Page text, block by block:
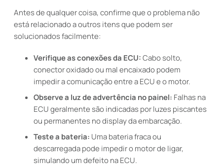
Antes de qualquer coisa, confirme que o problema não
está relacionado a outros itens que podem ser
solucionados facilmente:
Verifique as conexões da ECU:Cabo solto,
conector oxidado ou mal encaixado podem
impedir a comunicação entre a ECU e o motor.
Observe a luz de advertência no painel: Falhas na
ECU geralmente são indicadas por luzes piscantes
ou permanentes no display da embarcação.
Teste a bateria: Uma bateria fraca ou
descarregada pode impedir o motor de ligar,
simulando um defeito na ECU.